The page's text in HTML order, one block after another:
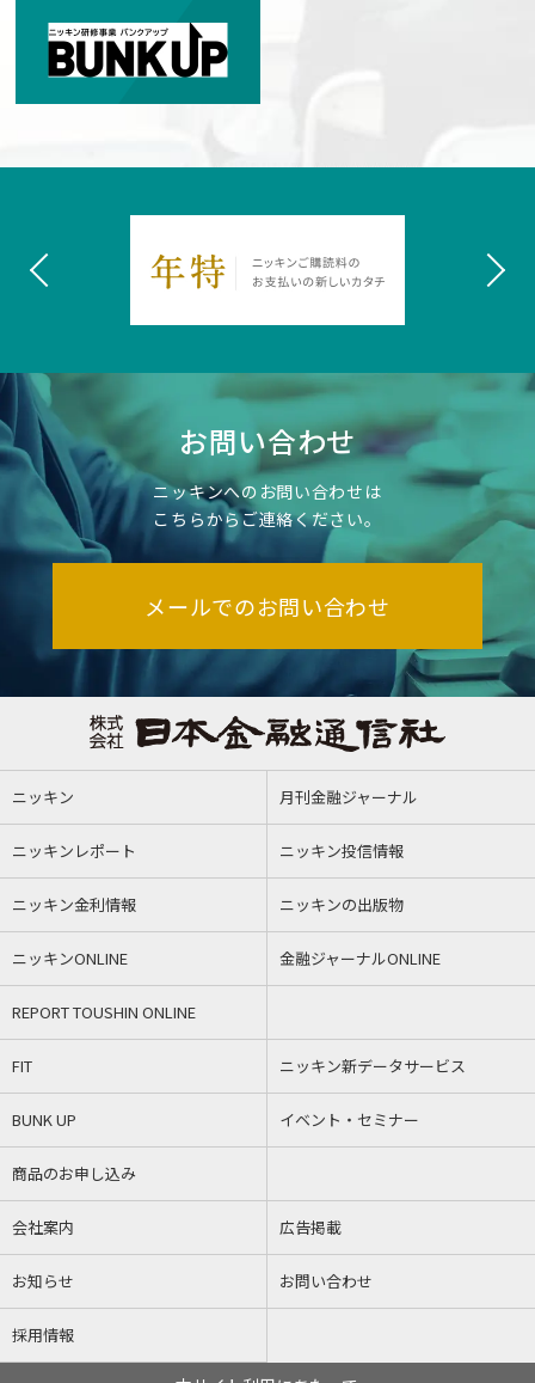
お問い合わせ
ニッキンへのお問い合わせは
こちらからご連絡ください。
メールでのお問い合わせ
ニッキン 月刊金融ジャーナル
ニッキンレポート ニッキン投信情報
ニッキン金利情報 ニッキンの出版物
ニッキンONLINE 金融ジャーナルONLINE
REPORT TOUSHIN ONLINE
FIT ニッキン新データサービス
BUNK UP イベント・セミナー
商品のお申し込み
会社案内 広告掲載
お知らせ お問い合わせ
採用情報